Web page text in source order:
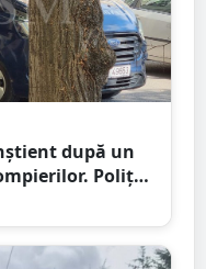
după un
Poliția